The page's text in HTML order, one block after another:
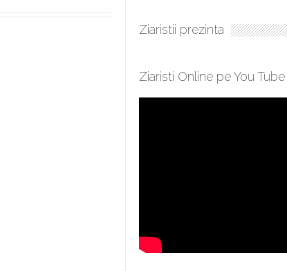
Ziaristii prezinta
Ziaristi Online pe You Tube